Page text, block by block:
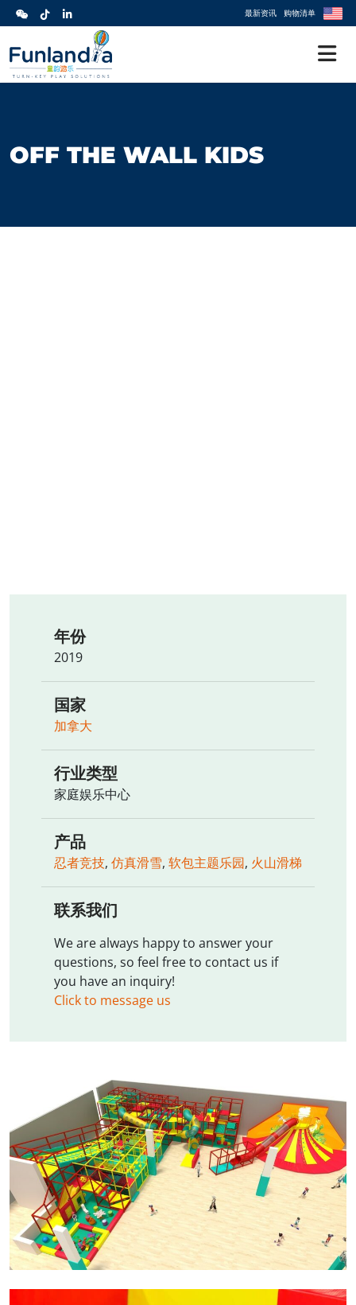
最新资讯 购物清单
OFF THE WALL KIDS
年份
2019
国家
加拿大
行业类型
家庭娱乐中心
产品
忍者竞技, 仿真滑雪, 软包主题乐园, 火山滑梯
联系我们
We are always happy to answer your
questions, so feel free to contact us if
you have an inquiry!
Click to message us